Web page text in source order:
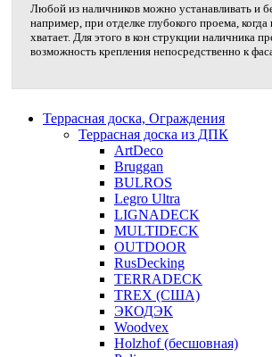
Любой из наличников можно устанавливать и
например, при отделке глубокого проема,
хватает. Для этого в кон струкции наличника
возможность крепления непосредственно к
Террасная доска, Ограждения
Террасная доска из ДПК
ArtDeco
Bruggan
BULROS
Legro Ultra
LIGNADECK
MULTIDECK
OUTDOOR
RusDecking
TERRADECK
TREX (США)
ЭКОДЭК
Woodvex
Holzhof (бесшовная)